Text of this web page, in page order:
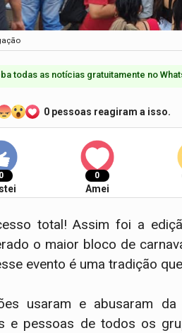
todas as notícias gratuitamente no
0 pessoas reagiram a isso.
0 0
Amei
total! Assim foi a
o maior bloco de
evento é uma tradição
usaram e abusaram
e pessoas de todos os